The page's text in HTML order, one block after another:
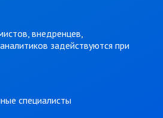
внедренцев,
задействуются при
специалисты